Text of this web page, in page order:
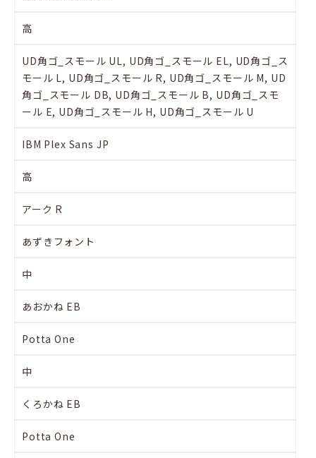
高
UD角ゴ_スモール UL, UD角ゴ_スモール EL, UD角ゴ_ス
モール L, UD角ゴ_スモール R, UD角ゴ_スモール M, UD
角ゴ_スモール DB, UD角ゴ_スモール B, UD角ゴ_スモ
ール E, UD角ゴ_スモール H, UD角ゴ_スモール U
IBM Plex Sans JP
高
アーク R
あずきフォント
中
あおかね EB
Potta One
中
くろかね EB
Potta One